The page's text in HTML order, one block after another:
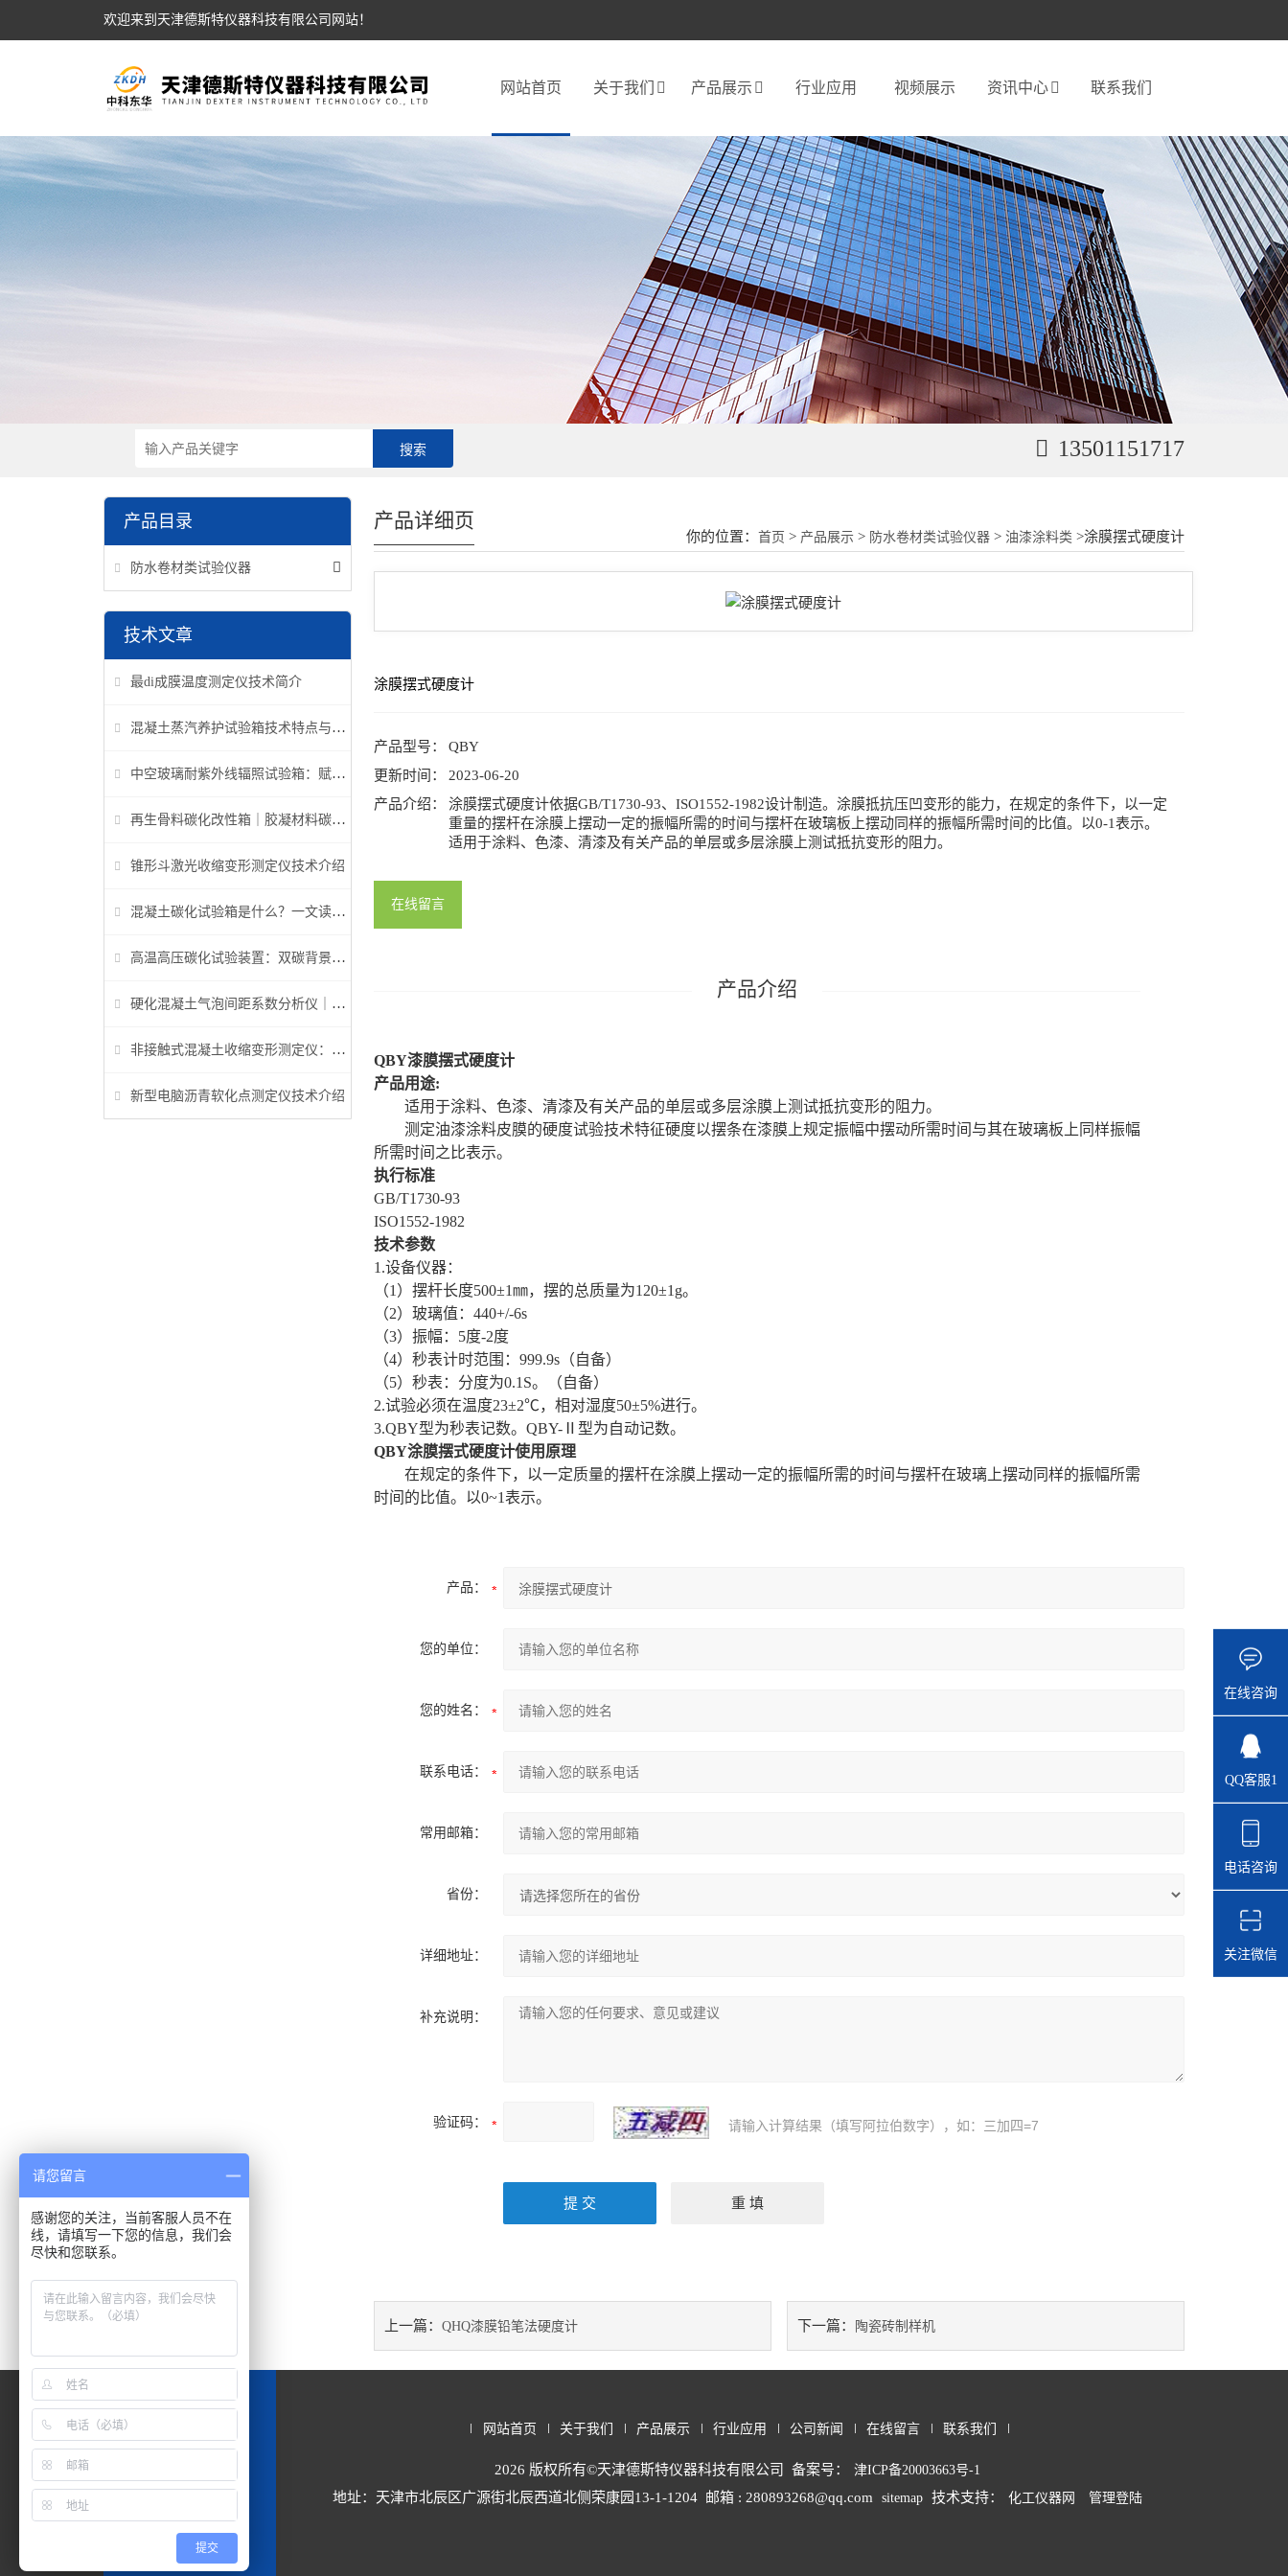
欢迎来到天津德斯特仪器科技有限公司网站！
网站首页 关于我们 产品展示 行业应用 视频展示 资讯中心 联系我们
13501151717
产品目录
防水卷材类试验仪器
技术文章
最di成膜温度测定仪技术简介
混凝土蒸汽养护试验箱技术特点与应用解析
中空玻璃耐紫外线辐照试验箱：赋能建筑玻璃质量检测新标准
再生骨料碳化改性箱｜胶凝材料碳化机理研究专用设备
锥形斗激光收缩变形测定仪技术介绍
混凝土碳化试验箱是什么？一文读懂它的功能、原理与标准要求
高温高压碳化试验装置：双碳背景下胶凝材料研究核心装备
硬化混凝土气泡间距系数分析仪｜参数检测与行业标准详解
非接触式混凝土收缩变形测定仪：早龄期收缩检测核心设备
新型电脑沥青软化点测定仪技术介绍
你的位置：首页 > 产品展示 > 防水卷材类试验仪器 > 油漆涂料类 >涂膜摆式硬度计
产品详细页
涂膜摆式硬度计
产品型号：
QBY
更新时间：
2023-06-20
产品介绍：
涂膜摆式硬度计依据GB/T1730-93、ISO1552-1982设计制造。涂膜抵抗压凹变形的能力，在规定的条件下，以一定
重量的摆杆在涂膜上摆动一定的振幅所需的时间与摆杆在玻璃板上摆动同样的振幅所需时间的比值。以0-1表示。
适用于涂料、色漆、清漆及有关产品的单层或多层涂膜上测试抵抗变形的阻力。
在线留言
QBY漆膜摆式硬度计
产品用途:
适用于涂料、色漆、清漆及有关产品的单层或多层涂膜上测试抵抗变形的阻力。
测定油漆涂料皮膜的硬度试验技术特征硬度以摆条在漆膜上规定振幅中摆动所需时间与其在玻璃板上同样振幅
所需时间之比表示。
执行标准
GB/T1730-93
ISO1552-1982
技术参数
1.设备仪器：
（1）摆杆长度500±1㎜，摆的总质量为120±1g。
（2）玻璃值 ： 440+/-6s
（3） 振幅 ： 5度-2度
（4） 秒表计时范围 ： 999.9s（自备）
（5）秒表：分度为0.1S。（自备）
2.试验必须在温度23±2℃，相对湿度50±5%进行。
3.QBY型为秒表记数。QBY-Ⅱ型为自动记数。
QBY涂膜摆式硬度计使用原理
在规定的条件下，以一定质量的摆杆在涂膜上摆动一定的振幅所需的时间与摆杆在玻璃上摆动同样的振幅所需
时间的比值。以0~1表示。
产品：
您的单位：
您的姓名：
联系电话：
常用邮箱：
省份：
详细地址：
补充说明：
验证码： 请输入计算结果（填写阿拉伯数字），如：三加四=7
上一篇： QHQ漆膜铅笔法硬度计 下一篇： 陶瓷砖制样机
网站首页 关于我们 产品展示 行业应用 公司新闻 在线留言 联系我们
2026 版权所有©天津德斯特仪器科技有限公司 备案号： 津ICP备20003663号-1
地址：天津市北辰区广源街北辰西道北侧荣康园13-1-1204 邮箱 : 280893268@qq.com sitemap 技术支持： 化工仪器网 管理登陆
在线咨询
QQ客服1
电话咨询
关注微信
请您留言
感谢您的关注，当前客服人员不在
线，请填写一下您的信息，我们会
尽快和您联系。
提交